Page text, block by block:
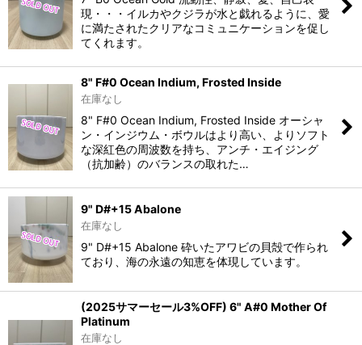
現・・・イルカやクジラが水と戯れるように、愛
に満たされたクリアなコミュニケーションを促し
てくれます。
8" F#0 Ocean Indium, Frosted Inside
在庫なし
8" F#0 Ocean Indium, Frosted Inside オーシャ
ン・インジウム・ボウルはより高い、よりソフト
な深紅色の周波数を持ち、アンチ・エイジング
（抗加齢）のバランスの取れた…
9" D#+15 Abalone
在庫なし
9" D#+15 Abalone 砕いたアワビの貝殻で作られ
ており、海の永遠の知恵を体現しています。
(2025サマーセール3%OFF) 6" A#0 Mother Of
Platinum
在庫なし